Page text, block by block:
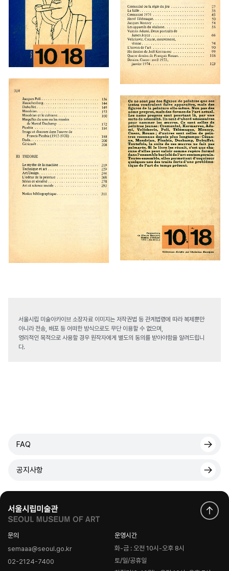
서울시립 미술아카이브 소장자료 이미지는 저작권법 등 관계법령에 따라 복제뿐만
아니라 전송, 배포 등 어떠한 방식으로도 무단 이용할 수 없으며,
영리적인 목적으로 사용할 경우 원작자에게 별도의 동의를 받아야함을 알려드립니
다.
FAQ
공지사항
문의
semaaa@seoul.go.kr
02-2124-7400
운영시간
화-금 : 오전 10시-오후 8시
토/일/공휴일